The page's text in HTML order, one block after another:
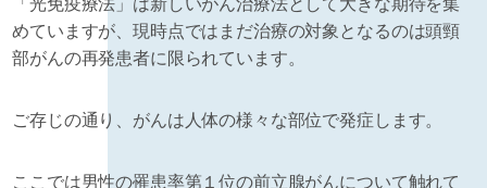
「光免疫療法」は新しいがん治療法として大きな期待を集
めていますが、現時点ではまだ治療の対象となるのは頭頸
部がんの再発患者に限られています。
ご存じの通り、がんは人体の様々な部位で発症します。
ここでは男性の罹患率第１位の前立腺がんについて触れて